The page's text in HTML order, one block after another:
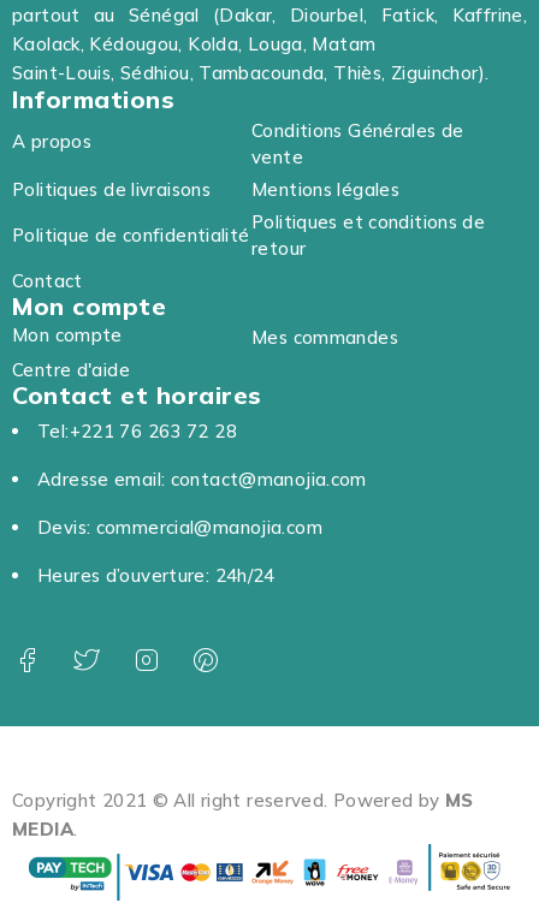
partout au Sénégal (Dakar, Diourbel, Fatick, Kaffrine,
Kaolack, Kédougou, Kolda, Louga, Matam
Saint-Louis, Sédhiou, Tambacounda, Thiès, Ziguinchor).
Informations
A propos
Conditions Générales de
vente
Politiques de livraisons
Mentions légales
Politique de confidentialité
Politiques et conditions de
retour
Contact
Mon compte
Mon compte
Mes commandes
Centre d'aide
Contact et horaires
Tel:+221 76 263 72 28
Adresse email: contact@manojia.com
Devis: commercial@manojia.com
Heures d’ouverture: 24h/24
Copyright 2021 © All right reserved. Powered by MS
MEDIA.